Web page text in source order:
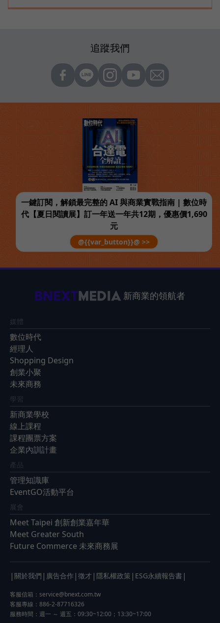
追蹤我們
一鍵訂閱，解鎖最完整的 AI 與商業實戰指南 | 數位時
代【夏日閱讀展】訂一年送一年共12期，優惠價1,690
元
@{{var_button}}@ >>
新商業的領航者
媒體
數位時代
經理人
Shopping Design
創業小聚
未來商務
學習
新商業學校
線上課程
課程團票方案
企業內訓計畫
產品
管理知識庫
EventGO活動平台
展會
Meet Taipei 創新創業嘉年華
Meet Greater South
Future Commerce 未來商務展
| 關於我們 | 廣告合作 | 徵才 | 隱私權政策 | ESG永續報告書 |
客服信箱： service@bnext.com.tw
客服專線：886-2-87716326
服務時間：週一 ～ 週五：09:30~12:00；13:30~17:00